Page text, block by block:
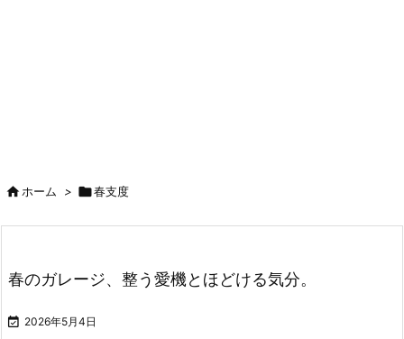
ホーム > 春支度
春のガレージ、整う愛機とほどける気分。
 2026年5月4日